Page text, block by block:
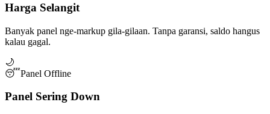
Harga Selangit
Banyak panel nge-markup gila-gilaan. Tanpa garansi, saldo hangus
kalau gagal.
🌙
😴Panel Offline
Panel Sering Down